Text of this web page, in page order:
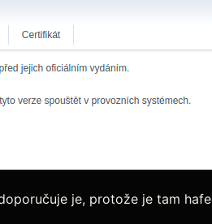
je, protože je tam